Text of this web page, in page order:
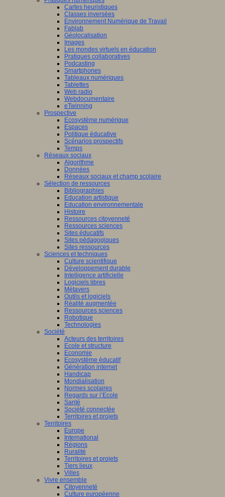
Cartes heuristiques
Classes inversées
Environnement Numérique de Travail
Fablab
Géolocalisation
Images
Les mondes virtuels en éducation
Pratiques collaboratives
Podcasting
Smartphones
Tableaux numériques
Tablettes
Web radio
Webdocumentaire
eTwinning
Prospective
Ecosystème numérique
Espaces
Politique éducative
Scénarios prospectifs
Temps
Réseaux sociaux
Algorithme
Données
Réseaux sociaux et champ scolaire
Sélection de ressources
Bibliographies
Education artistique
Education environnementale
Histoire
Ressources citoyenneté
Ressources sciences
Sites éducatifs
Sites pédagogiques
Sites ressources
Sciences et techniques
Culture scientifique
Développement durable
Intelligence artificielle
Logiciels libres
Métavers
Outils et logiciels
Réalité augmentée
Ressources sciences
Robotique
Technologies
Société
Acteurs des territoires
Ecole et structure
Economie
Ecosystème éducatif
Génération internet
Handicap
Mondialisation
Normes scolaires
Regards sur l’Ecole
Santé
Société connectée
Territoires et projets
Territoires
Europe
International
Régions
Ruralité
Territoires et projets
Tiers lieux
Villes
Vivre ensemble
Citoyenneté
Culture européenne